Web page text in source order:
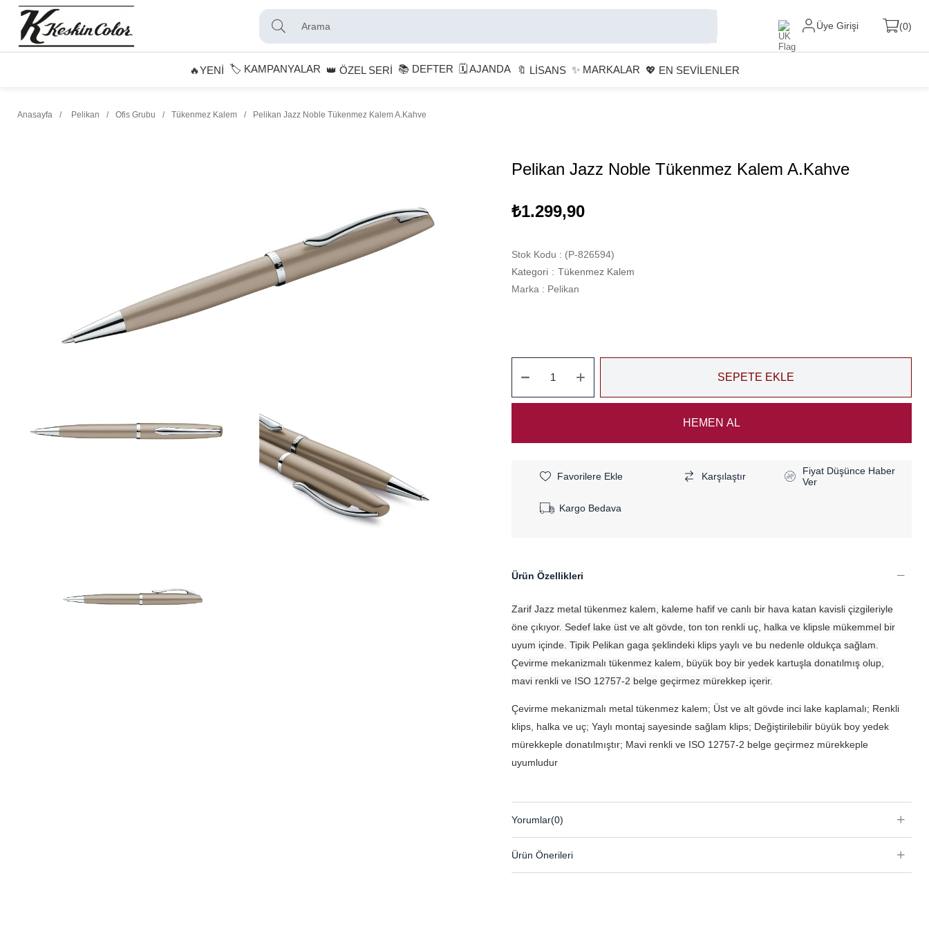
Üye Girişi 0
🔥YENİ 🏷️ KAMPANYALAR 👑 ÖZEL SERİ 📚 DEFTER 🗓 AJANDA 🔖 LİSANS ✨ MARKALAR 💖 EN SEVİLENLER
Anasayfa Pelikan Ofis Grubu Tükenmez Kalem Pelikan Jazz Noble Tükenmez Kalem A.Kahve
Pelikan Jazz Noble Tükenmez Kalem A.Kahve
₺1.299,90
Stok Kodu
(P-826594)
Kategori : Tükenmez Kalem
Marka : Pelikan
Favorilere Ekle Karşılaştır
Fiyat Düşünce Haber
Ver
Kargo Bedava
Ürün Özellikleri
Zarif Jazz metal tükenmez kalem, kaleme hafif ve canlı bir hava katan kavisli çizgileriyle
öne çıkıyor. Sedef lake üst ve alt gövde, ton ton renkli uç, halka ve klipsle mükemmel bir
uyum içinde. Tipik Pelikan gaga şeklindeki klips yaylı ve bu nedenle oldukça sağlam.
Çevirme mekanizmalı tükenmez kalem, büyük boy bir yedek kartuşla donatılmış olup,
mavi renkli ve ISO 12757-2 belge geçirmez mürekkep içerir.
Çevirme mekanizmalı metal tükenmez kalem; Üst ve alt gövde inci lake kaplamalı; Renkli
klips, halka ve uç; Yaylı montaj sayesinde sağlam klips; Değiştirilebilir büyük boy yedek
mürekkeple donatılmıştır; Mavi renkli ve ISO 12757-2 belge geçirmez mürekkeple
uyumludur
Yorumlar(0)
Ürün Önerileri